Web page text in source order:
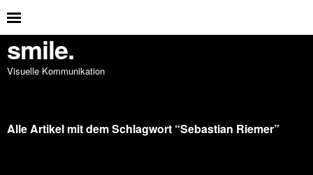
smile.
Visuelle Kommunikation
Alle Artikel mit dem Schlagwort “Sebastian Riemer”